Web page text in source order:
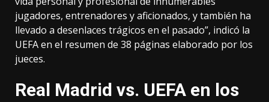
jugadores, entrenadores y aficionados, y también ha
llevado a desenlaces trágicos en el pasado”, indicó la
UEFA en el resumen de 38 páginas elaborado por los
jueces.
Real Madrid vs. UEFA en los